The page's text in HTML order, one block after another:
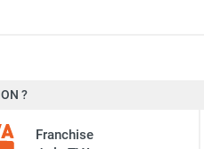
RE7
?
Franchise